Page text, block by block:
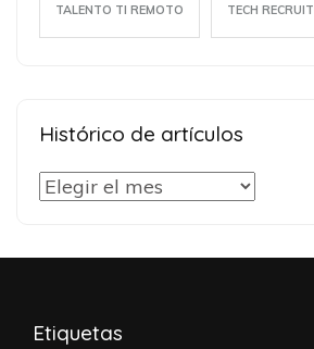
TALENTO TI REMOTO TECH
Histórico de artículos
Histórico
Etiquetas